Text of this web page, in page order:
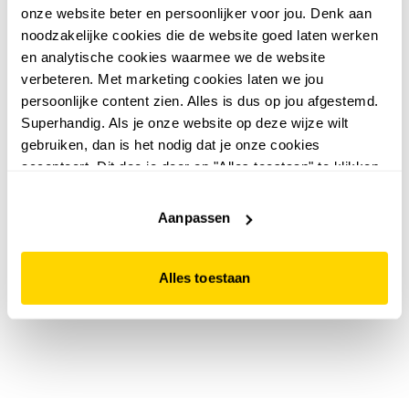
onze website beter en persoonlijker voor jou. Denk aan
noodzakelijke cookies die de website goed laten werken
en analytische cookies waarmee we de website
verbeteren. Met marketing cookies laten we jou
persoonlijke content zien. Alles is dus op jou afgestemd.
Superhandig. Als je onze website op deze wijze wilt
gebruiken, dan is het nodig dat je onze cookies
accepteert. Dit doe je door op "Alles toestaan" te klikken.
website niet optimaal functioneert.
Aanpassen
Alles toestaan